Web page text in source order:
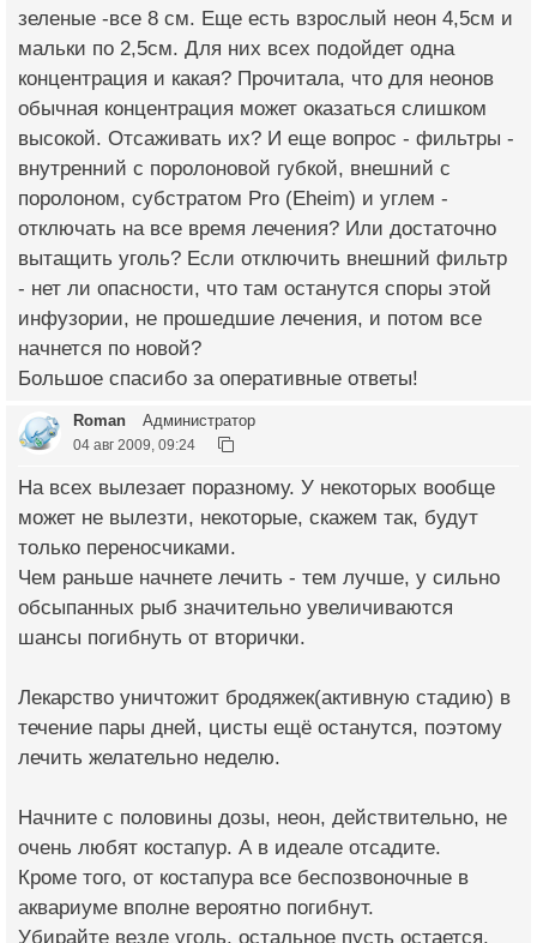
зеленые -все 8 см. Еще есть взрослый неон 4,5см и
мальки по 2,5см. Для них всех подойдет одна
концентрация и какая? Прочитала, что для неонов
обычная концентрация может оказаться слишком
высокой. Отсаживать их? И еще вопрос - фильтры -
внутренний с поролоновой губкой, внешний с
поролоном, субстратом Pro (Eheim) и углем -
отключать на все время лечения? Или достаточно
вытащить уголь? Если отключить внешний фильтр
- нет ли опасности, что там останутся споры этой
инфузории, не прошедшие лечения, и потом все
начнется по новой?
Большое спасибо за оперативные ответы!
Roman Администратор
04 авг 2009, 09:24
На всех вылезает поразному. У некоторых вообще
может не вылезти, некоторые, скажем так, будут
только переносчиками.
Чем раньше начнете лечить - тем лучше, у сильно
обсыпанных рыб значительно увеличиваются
шансы погибнуть от вторички.
Лекарство уничтожит бродяжек(активную стадию) в
течение пары дней, цисты ещё останутся, поэтому
лечить желательно неделю.
Начните с половины дозы, неон, действительно, не
очень любят костапур. А в идеале отсадите.
Кроме того, от костапура все беспозвоночные в
аквариуме вполне вероятно погибнут.
Убирайте везде уголь, остальное пусть остается.